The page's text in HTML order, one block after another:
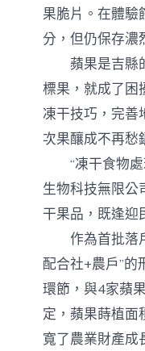
果脆片。在體驗
分，但仍保存濃
蘋果是吉縣的
標果，就成了困
凍干技巧，完善
次果釀成不再愁
“凍干食物處
生物科技無限公
干果品，既逢迎
作為首批落戶
配合社+農戶”
環節，與4家蘋
定，蘋果蒔植面
寬了農業財產成